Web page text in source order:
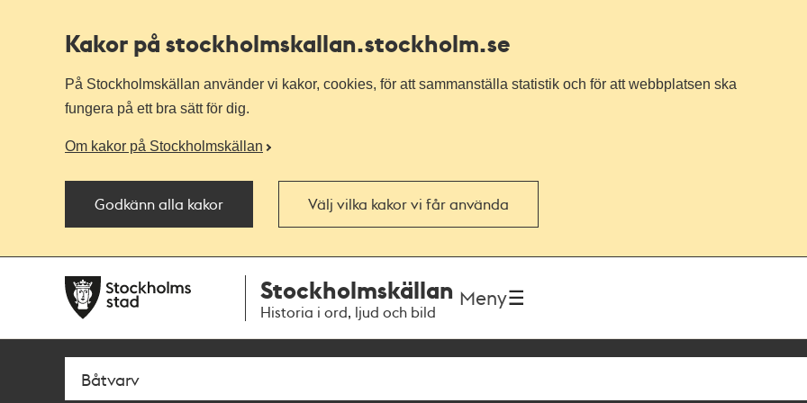
Kakor på stockholmskallan.stockholm.se
På Stockholmskällan använder vi kakor, cookies, för att sammanställa statistik och för att webbplatsen ska
fungera på ett bra sätt för dig.
Om kakor på Stockholmskällan
Godkänn alla kakor Välj vilka kakor vi får använda
navigationen
huvudinnehållet
Stockholmskällan
Historia i ord, ljud och bild
Meny
SökFritextsök